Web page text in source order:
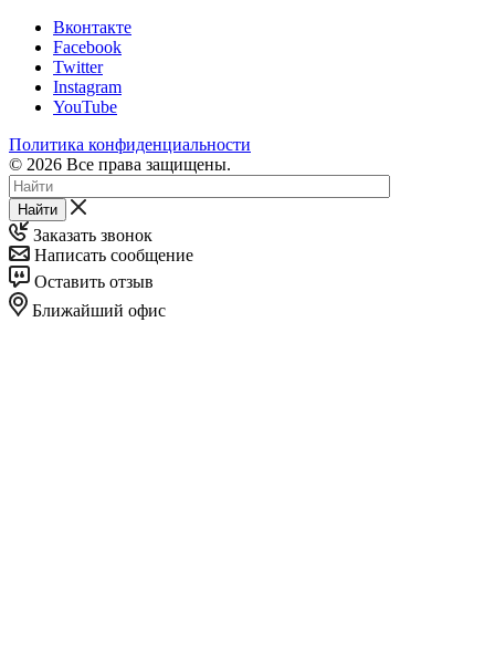
Вконтакте
Facebook
Twitter
Instagram
YouTube
Политика конфиденциальности
© 2026 Все права защищены.
Найти
Заказать звонок
Написать сообщение
Оставить отзыв
Ближайший офис